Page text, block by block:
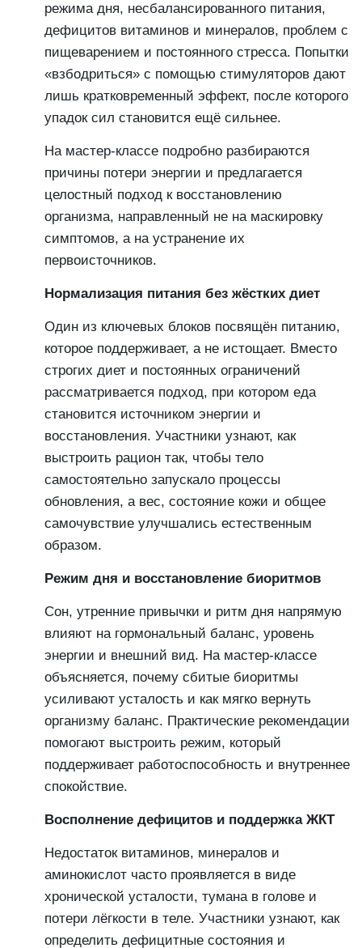
режима дня, несбалансированного питания,
дефицитов витаминов и минералов, проблем с
пищеварением и постоянного стресса. Попытки
«взбодриться» с помощью стимуляторов дают
лишь кратковременный эффект, после которого
упадок сил становится ещё сильнее.
На мастер-классе подробно разбираются
причины потери энергии и предлагается
целостный подход к восстановлению
организма, направленный не на маскировку
симптомов, а на устранение их
первоисточников.
Нормализация питания без жёстких диет
Один из ключевых блоков посвящён питанию,
которое поддерживает, а не истощает. Вместо
строгих диет и постоянных ограничений
рассматривается подход, при котором еда
становится источником энергии и
восстановления. Участники узнают, как
выстроить рацион так, чтобы тело
самостоятельно запускало процессы
обновления, а вес, состояние кожи и общее
самочувствие улучшались естественным
образом.
Режим дня и восстановление биоритмов
Сон, утренние привычки и ритм дня напрямую
влияют на гормональный баланс, уровень
энергии и внешний вид. На мастер-классе
объясняется, почему сбитые биоритмы
усиливают усталость и как мягко вернуть
организму баланс. Практические рекомендации
помогают выстроить режим, который
поддерживает работоспособность и внутреннее
спокойствие.
Восполнение дефицитов и поддержка ЖКТ
Недостаток витаминов, минералов и
аминокислот часто проявляется в виде
хронической усталости, тумана в голове и
потери лёгкости в теле. Участники узнают, как
определить дефицитные состояния и